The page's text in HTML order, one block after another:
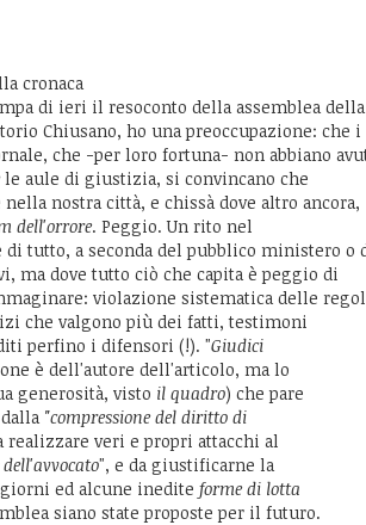
cronaca
di ieri il resoconto della assemblea della
Chiusano, ho una preoccupazione: che i
che -per loro fortuna- non abbiano
le aule di giustizia, si convincano che
nostra città, e chissà dove altro ancora,
dell'orrore. Peggio. Un rito nel
di tutto, a seconda del pubblico ministero o
ma dove tutto ciò che capita è peggio di
violazione sistematica delle
che valgono più dei fatti, testimoni
perfino i difensori (!). "Giudici
è dell'autore dell'articolo, ma lo
generosità, visto il quadro) che pare
"compressione del diritto di
realizzare veri e propri attacchi al
", e da giustificarne la
ed alcune inedite forme di lotta
siano state proposte per il futuro.